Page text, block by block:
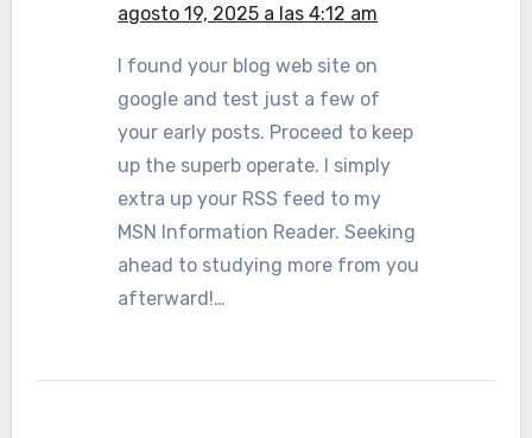
agosto 19, 2025 a las 4:12 am
I found your blog web site on
google and test just a few of
your early posts. Proceed to keep
up the superb operate. I simply
extra up your RSS feed to my
MSN Information Reader. Seeking
ahead to studying more from you
afterward!…